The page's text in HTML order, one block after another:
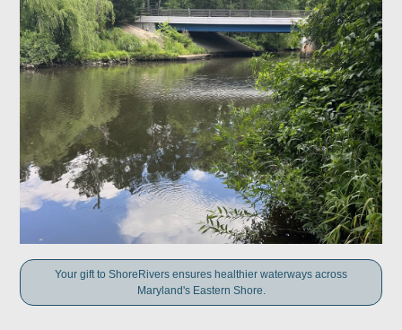
Your gift to ShoreRivers ensures healthier waterways across
Maryland's Eastern Shore.